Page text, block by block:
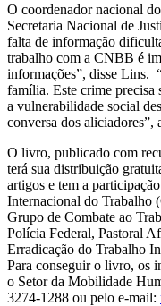
O coordenador nacional
Secretaria Nacional de
falta de informação
trabalho com a CNBB é
informações”, disse Lins.
família. Este crime precisa
a vulnerabilidade social
conversa dos aliciadores”,
O livro, publicado com
terá sua distribuição
artigos e tem a
Internacional do Trabalho
Grupo de Combate ao
Polícia Federal, Pastoral
Erradicação do Trabalho
Para conseguir o livro, os
o Setor da Mobilidade
3274-1288 ou pelo e-mail: